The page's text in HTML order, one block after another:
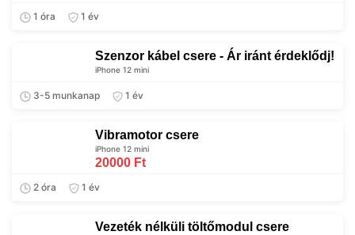
1 óra 1 év
Szenzor kábel csere - Ár iránt érdeklődj!
iPhone 12 mini
3-5 munkanap 1 év
Vibramotor csere
iPhone 12 mini
20000 Ft
2 óra 1 év
Vezeték nélküli töltőmodul csere